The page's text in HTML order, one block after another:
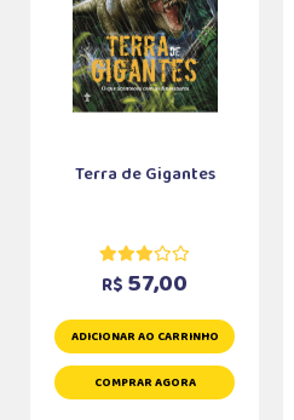
Terra de Gigantes
R$ 57,00
ADICIONAR AO CARRINHO
COMPRAR AGORA